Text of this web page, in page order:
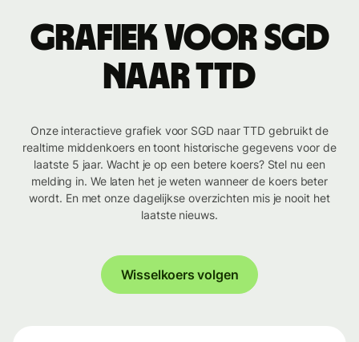
Grafiek voor SGD
naar TTD
Onze interactieve grafiek voor SGD naar TTD gebruikt de
realtime middenkoers en toont historische gegevens voor de
laatste 5 jaar. Wacht je op een betere koers? Stel nu een
melding in. We laten het je weten wanneer de koers beter
wordt. En met onze dagelijkse overzichten mis je nooit het
laatste nieuws.
Wisselkoers volgen